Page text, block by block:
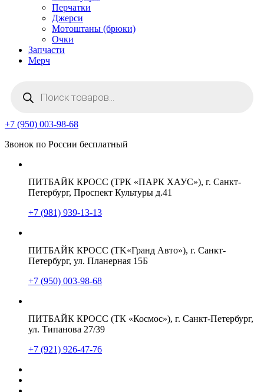
Перчатки
Джерси
Мотоштаны (брюки)
Очки
Запчасти
Мерч
товаров
+7 (950) 003-98-68
Звонок по России бесплатный
ПИТБАЙК КРОСС (ТРК «ПАРК ХАУС»), г. Санкт-
Петербург, Проспект Культуры д.41
+7 (981) 939-13-13
ПИТБАЙК КРОСС (TK«Гранд Авто»), г. Санкт-
Петербург, ул. Планерная 15Б
+7 (950) 003-98-68
ПИТБАЙК КРОСС (ТК «Космос»), г. Санкт-Петербург,
ул. Типанова 27/39
+7 (921) 926-47-76